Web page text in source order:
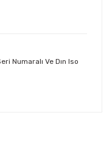
Numaralı Ve Dın Iso